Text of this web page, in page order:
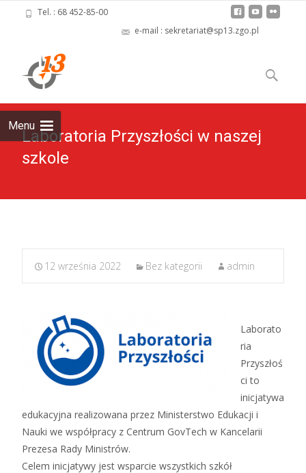
Tel. : 68 452-85-00
e-mail : sekretariat@sp13.zgo.pl
Menu
to
content
Szukaj:
Laboratoria Przyszłości w naszej
szkole
12 września 2022 Bez kategorii admin
Laborato
ria
Przyszłoś
ci to
inicjatywa
edukacyjna realizowana przez Ministerstwo Edukacji i
Nauki we współpracy z Centrum GovTech w Kancelarii
Prezesa Rady Ministrów.
Celem inicjatywy jest wsparcie wszystkich szkół